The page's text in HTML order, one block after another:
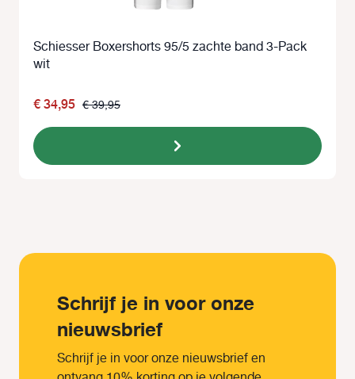
Schiesser Boxershorts 95/5 zachte band 3-Pack
wit
€ 34,95 € 39,95
Schrijf je in voor onze
nieuwsbrief
Schrijf je in voor onze nieuwsbrief en